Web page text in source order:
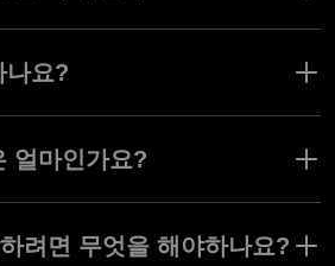
입금 후 활동 계좌로 실제 트레이딩을 시
나요?
을 누르세요.
얼마인가요?
려면 무엇을 해야하나요?